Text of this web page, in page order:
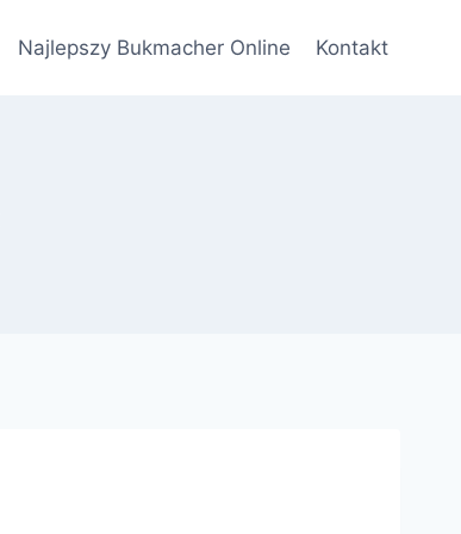
Najlepszy Bukmacher Online Kontakt